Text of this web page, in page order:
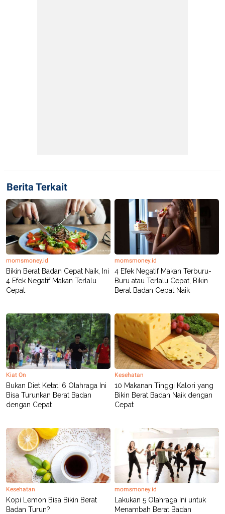
Berita Terkait
momsmoney.id
Bikin Berat Badan Cepat Naik, Ini
4 Efek Negatif Makan Terlalu
Cepat
momsmoney.id
4 Efek Negatif Makan Terburu-
Buru atau Terlalu Cepat, Bikin
Berat Badan Cepat Naik
Kiat On
Bukan Diet Ketat! 6 Olahraga Ini
Bisa Turunkan Berat Badan
dengan Cepat
Kesehatan
10 Makanan Tinggi Kalori yang
Bikin Berat Badan Naik dengan
Cepat
Kesehatan
Kopi Lemon Bisa Bikin Berat
Badan Turun?
momsmoney.id
Lakukan 5 Olahraga Ini untuk
Menambah Berat Badan